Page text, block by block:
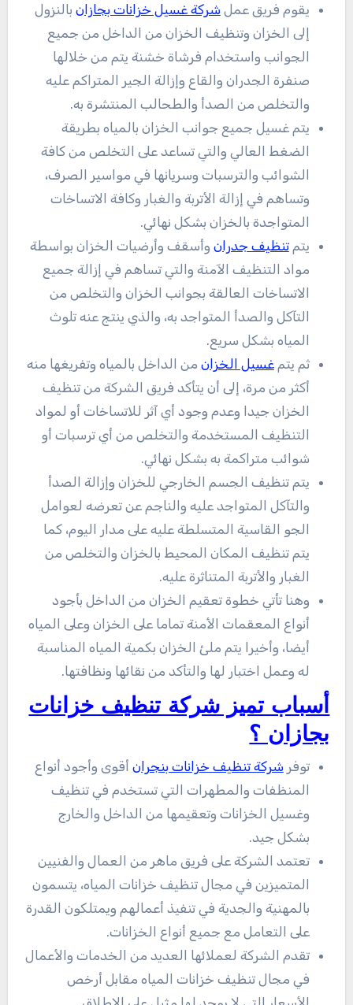
يقوم فريق عمل شركة غسيل خزانات بجازان بالنزول
إلى الخزان وتنظيف الخزان من الداخل من جميع
الجوانب واستخدام فرشاة خشنة يتم من خلالها
صنفرة الجدران والقاع وإزالة الجير المتراكم عليه
والتخلص من الصدأ والطحالب المنتشرة به.
يتم غسيل جميع جوانب الخزان بالمياه بطريقة
الضغط العالي والتي تساعد على التخلص من كافة
الشوائب والترسبات وسريانها في مواسير الصرف،
وتساهم في إزالة الأتربة والغبار وكافة الاتساخات
المتواجدة بالخزان بشكل نهائي.
يتمتنظيف جدران وأسقف وأرضيات الخزان بواسطة
مواد التنظيف الآمنة والتي تساهم في إزالة جميع
الاتساخات العالقة بجوانب الخزان والتخلص من
التآكل والصدأ المتواجد به، والذي ينتج عنه تلوث
المياه بشكل سريع.
ثم يتمغسيل الخزان من الداخل بالمياه وتفريغها منه
أكثر من مرة، إلى أن يتأكد فريق الشركة من تنظيف
الخزان جيدا وعدم وجود أي آثر للاتساخات أو لمواد
التنظيف المستخدمة والتخلص من أي ترسبات أو
شوائب متراكمة به بشكل نهائي.
يتم تنظيف الجسم الخارجي للخزان وإزالة الصدأ
والتآكل المتواجد عليه والناجم عن تعرضه لعوامل
الجو القاسية المتسلطة عليه على مدار اليوم، كما
يتم تنظيف المكان المحيط بالخزان والتخلص من
الغبار والأتربة المتناثرة عليه.
وهنا تأتي خطوة تعقيم الخزان من الداخل بأجود
أنواع المعقمات الأمنة تماما على الخزان وعلى المياه
أيضا، وأخيرا يتم ملئ الخزان بكمية المياه المناسبة
له وعمل اختبار لها والتأكد من نقائها ونظافتها.
أسباب تميز شركة تنظيف خزانات
بجازان ؟
توفر شركة تنظيف خزانات بنجران أقوى وأجود أنواع
المنظفات والمطهرات التي تستخدم في تنظيف
وغسيل الخزانات وتعقيمها من الداخل والخارج
بشكل جيد.
تعتمد الشركة على فريق ماهر من العمال والفنيين
المتميزين في مجال تنظيف خزانات المياه، يتسمون
بالمهنية والجدية في تنفيذ أعمالهم ويمتلكون القدرة
على التعامل مع جميع أنواع الخزانات.
تقدم الشركة لعملائها العديد من الخدمات والأعمال
في مجال تنظيف خزانات المياه مقابل أرخص